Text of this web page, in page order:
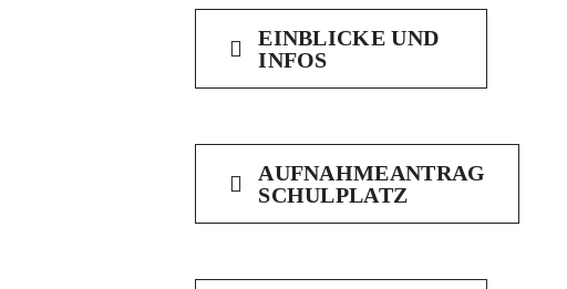
EINBLICKE UND
INFOS
AUFNAHMEANTRAG
SCHULPLATZ